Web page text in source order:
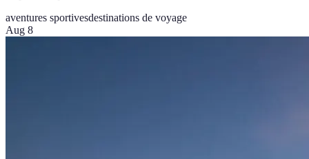
aventures sportivesdestinations de voyage
Aug 8